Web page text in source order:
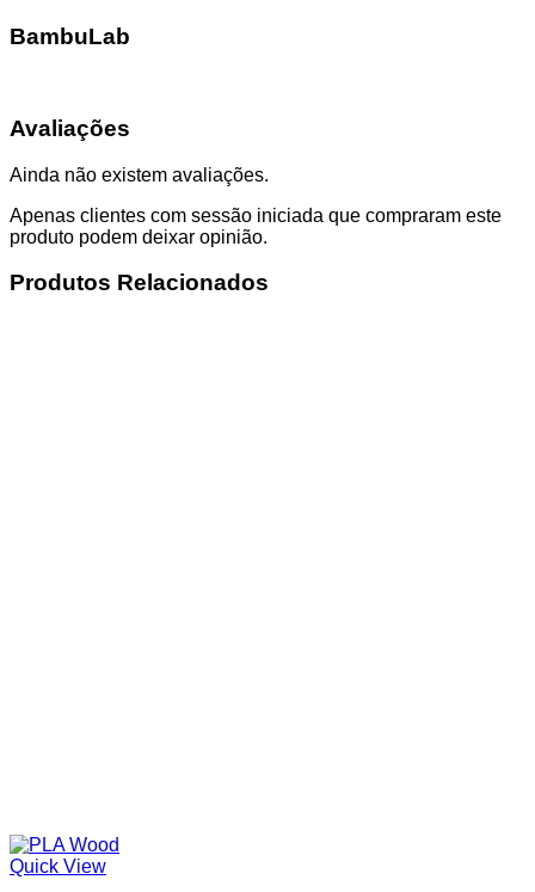
BambuLab
Avaliações
Ainda não existem avaliações.
Apenas clientes com sessão iniciada que compraram este
produto podem deixar opinião.
Produtos Relacionados
Quick View